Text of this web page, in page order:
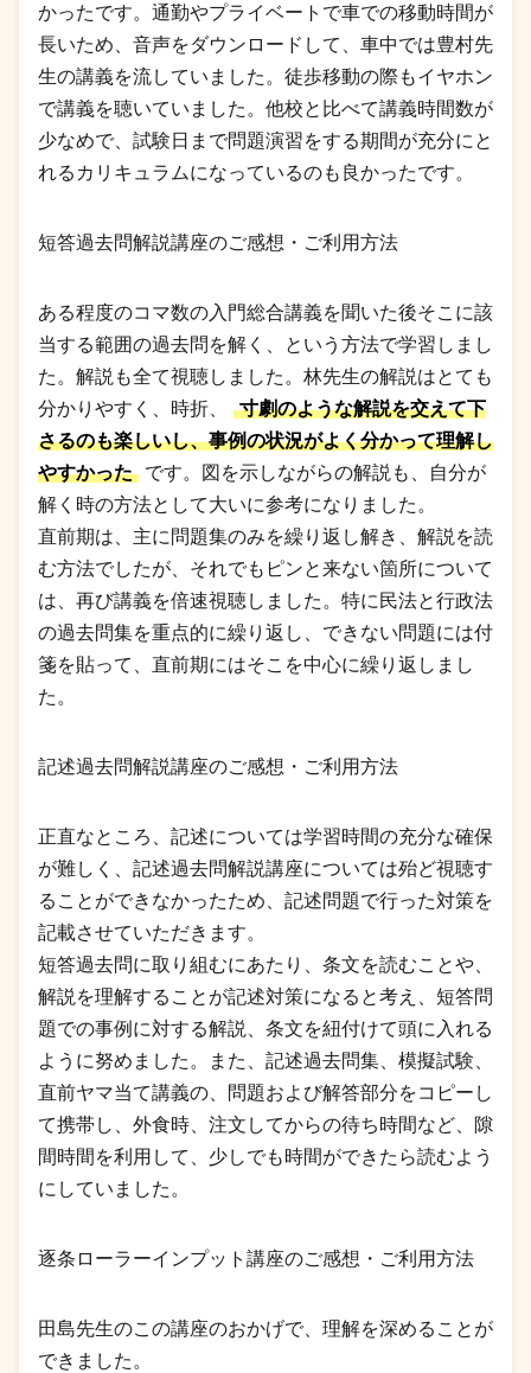
かったです。通勤やプライベートで車での移動時間が
長いため、音声をダウンロードして、車中では豊村先
生の講義を流していました。徒歩移動の際もイヤホン
で講義を聴いていました。他校と比べて講義時間数が
少なめで、試験日まで問題演習をする期間が充分にと
れるカリキュラムになっているのも良かったです。
短答過去問解説講座のご感想・ご利用方法
ある程度のコマ数の入門総合講義を聞いた後そこに該
当する範囲の過去問を解く、という方法で学習しまし
た。解説も全て視聴しました。林先生の解説はとても
分かりやすく、時折、
寸劇のような解説を交えて下
さるのも楽しいし、事例の状況がよく分かって理解し
やすかった
です。図を示しながらの解説も、自分が
解く時の方法として大いに参考になりました。
直前期は、主に問題集のみを繰り返し解き、解説を読
む方法でしたが、それでもピンと来ない箇所について
は、再び講義を倍速視聴しました。特に民法と行政法
の過去問集を重点的に繰り返し、できない問題には付
箋を貼って、直前期にはそこを中心に繰り返しまし
た。
記述過去問解説講座のご感想・ご利用方法
正直なところ、記述については学習時間の充分な確保
が難しく、記述過去問解説講座については殆ど視聴す
ることができなかったため、記述問題で行った対策を
記載させていただきます。
短答過去問に取り組むにあたり、条文を読むことや、
解説を理解することが記述対策になると考え、短答問
題での事例に対する解説、条文を紐付けて頭に入れる
ように努めました。また、記述過去問集、模擬試験、
直前ヤマ当て講義の、問題および解答部分をコピーし
て携帯し、外食時、注文してからの待ち時間など、隙
間時間を利用して、少しでも時間ができたら読むよう
にしていました。
逐条ローラーインプット講座のご感想・ご利用方法
田島先生のこの講座のおかげで、理解を深めることが
できました。